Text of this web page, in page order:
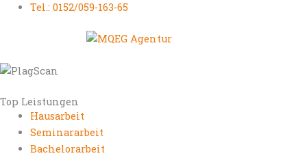
Tel.: 0152/059-163-65
Top Leistungen
Hausarbeit
Seminararbeit
Bachelorarbeit